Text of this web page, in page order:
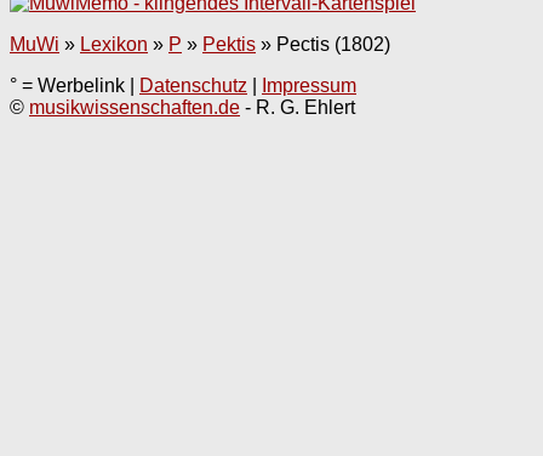
MuWi » Lexikon » P » Pektis » Pectis (1802)
° = Werbelink |
Datenschutz
Impressum
© musikwissenschaften.de - R. G. Ehlert